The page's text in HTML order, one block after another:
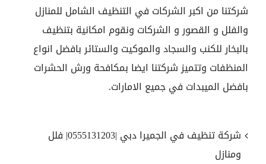
شركتنا من اكبر الشركات في التنظيف الشامل للمنازل
والفلل و القصور و الشركات ونقوم امكانية بتنظيف
بالبخار للكنب والسجاد والموكيت والستائر بافضل انواع
المنظفات وتتميز شركتنا ايضا بمكافحة ورش الحشرات
بافضل الميبدات في جميع الامارات.
شركة تنظيف في الجميرا دبي |0555131203| فلل
ومنازل